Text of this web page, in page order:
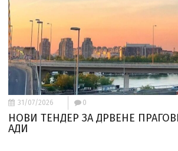
31/07/2026 0
НОВИ ТЕНДЕР ЗА ДРВЕНЕ
АДИ